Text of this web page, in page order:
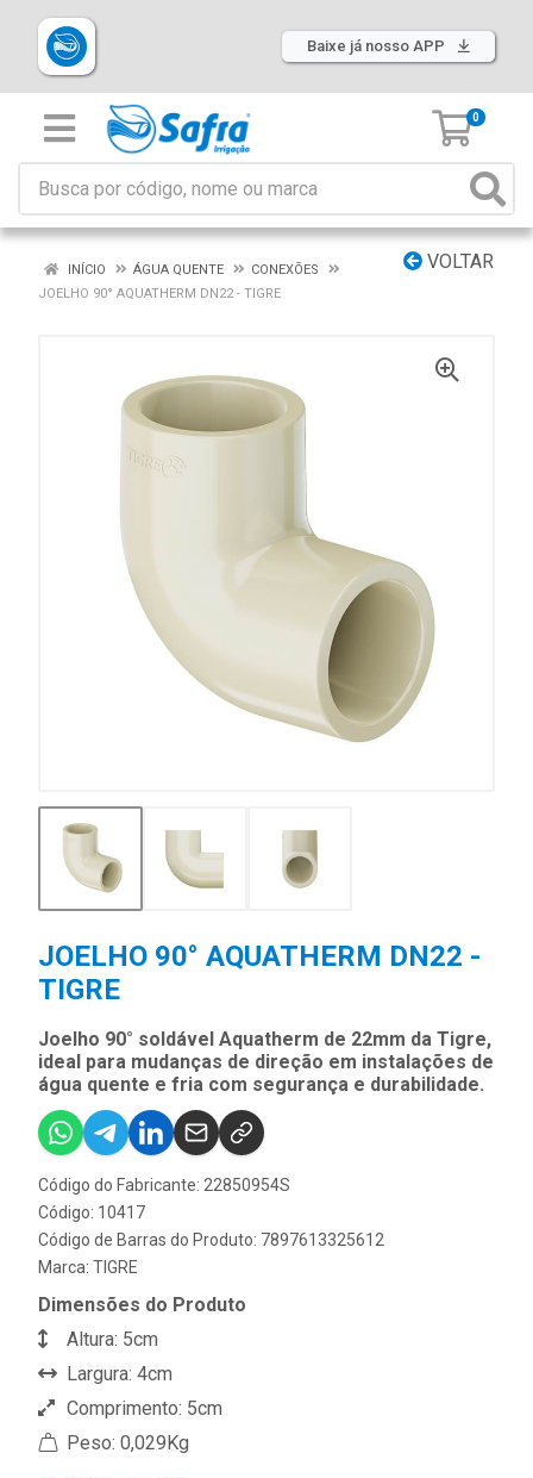
Baixe já nosso APP
0
VOLTAR
INÍCIO ÁGUA QUENTE
CONEXÕES
JOELHO 90° AQUATHERM DN22 - TIGRE
JOELHO 90° AQUATHERM DN22 -
TIGRE
Joelho 90° soldável Aquatherm de 22mm da Tigre,
ideal para mudanças de direção em instalações de
água quente e fria com segurança e durabilidade.
Código do Fabricante: 22850954S
Código: 10417
Código de Barras do Produto: 7897613325612
Marca: TIGRE
Dimensões do Produto
Altura: 5cm
Largura: 4cm
Comprimento: 5cm
Peso: 0,029Kg